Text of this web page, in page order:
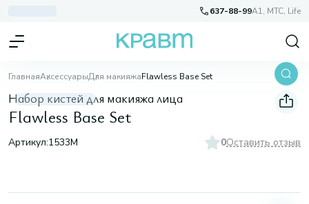
637-88-99A1, МТС, Life
ГлавнаяАксессуарыДля макияжаFlawless Base Set
Набор кистей для макияжа лица
Flawless Base Set
Артикул:1533M 0Оставить отзыв